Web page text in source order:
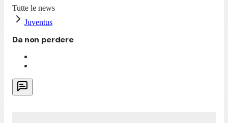
Tutte le news
Juventus
Da non perdere